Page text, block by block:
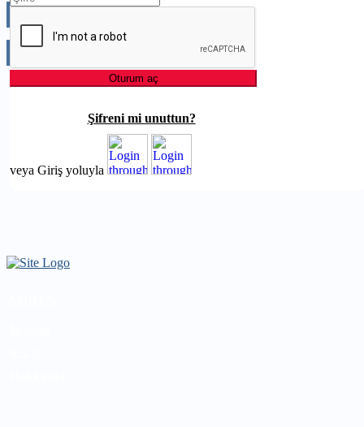
Kaydol
Şifreni mi unuttun?
veya Giriş yoluyla